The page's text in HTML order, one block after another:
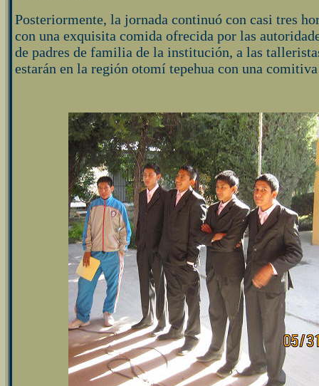
Posteriormente, la jornada continuó con casi tres
con una exquisita comida ofrecida por las
de padres de familia de la institución, a las
estarán en la región otomí tepehua con una